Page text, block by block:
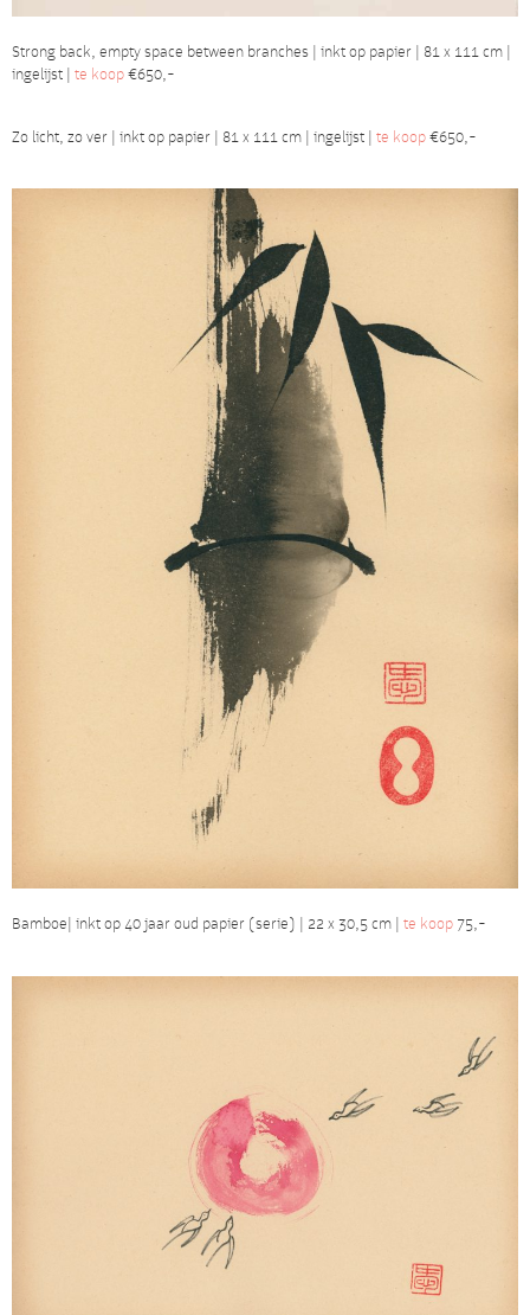
Strong back, empty space between branches | inkt op papier | 81 x 111 cm |
ingelijst | te koop€650,-
Zo licht, zo ver | inkt op papier | 81 x 111 cm | ingelijst | te koop€650,-
Bamboe| inkt op 40 jaar oud papier (serie) | 22 x 30,5 cm | te koop 75,-